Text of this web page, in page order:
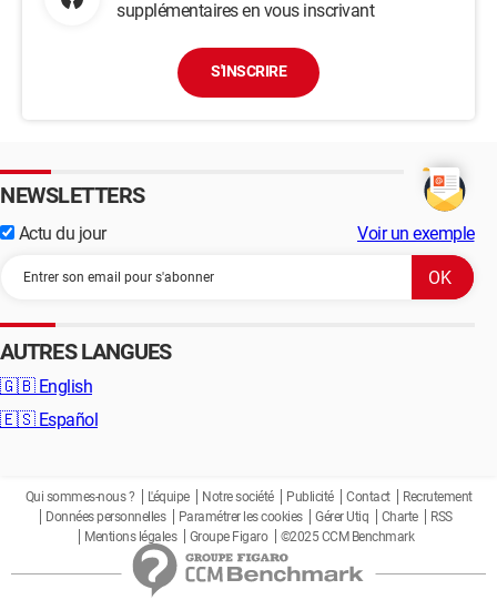
supplémentaires en vous inscrivant
S'INSCRIRE
NEWSLETTERS
Actu du jour Voir un exemple
AUTRES LANGUES
🇬🇧 English
🇪🇸 Español
Qui sommes-nous ? L'équipe Notre société Publicité Contact
Recrutement
Données personnelles
Paramétrer les cookies Gérer Utiq Charte
RSS
Mentions légales
Groupe Figaro ©2025 CCM Benchmark